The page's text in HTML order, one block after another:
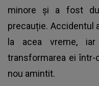
minore și a fost
precauție. Accidentul
la acea vreme,
transformarea ei
nou amintit.